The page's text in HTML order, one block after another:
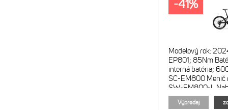
Modelový rok:
EP801; 85Nm
interná batéria;
SC-EM800 Menič
SW-EM800-L
EU Smart nabíjač
Výpredaj
-41%